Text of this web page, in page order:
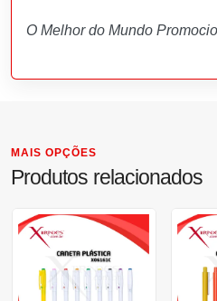
O Melhor do Mundo
MAIS OPÇÕES
Produtos relacionados